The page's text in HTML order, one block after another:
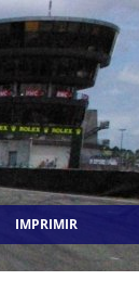
IMPRIMIR